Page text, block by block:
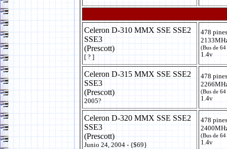
Celeron D-310 MMX SSE SSE2
SSE3
(Prescott)
[ ? ]
478 pines
(Bus de
1.4v
Celeron D-315 MMX SSE SSE2
SSE3
(Prescott)
2005?
478 pines
(Bus de
1.4v
Celeron D-320 MMX SSE SSE2
SSE3
(Prescott)
Junio 24, 2004 - {$69}
478 pines
(Bus de
1.4v